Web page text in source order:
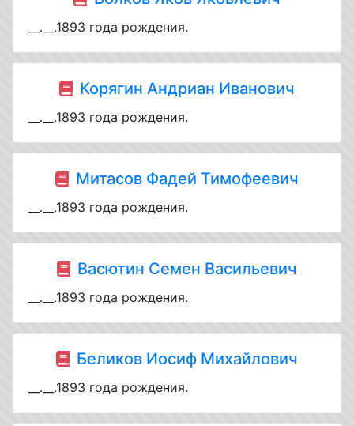
__.__.1893 года рождения.
Корягин Андриан Иванович
__.__.1893 года рождения.
Митасов Фадей Тимофеевич
__.__.1893 года рождения.
Васютин Семен Васильевич
__.__.1893 года рождения.
Беликов Иосиф Михайлович
__.__.1893 года рождения.